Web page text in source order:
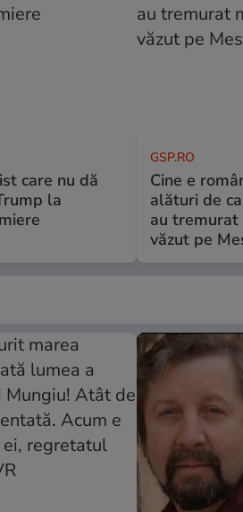
care nu dă
la
GSP.RO
Cine e
alături de
au
văzut pe